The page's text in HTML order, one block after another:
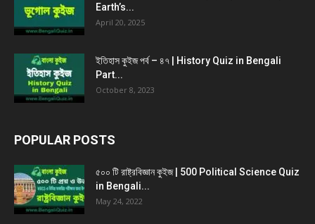
Earth’s...
April 20, 2025
ইতিহাস কুইজ পর্ব – ৪৭ | History Quiz in Bengali
Part...
October 8, 2023
POPULAR POSTS
৫০০ টি রাষ্ট্রবিজ্ঞান কুইজ | 500 Political Science Quiz
in Bengali...
May 24, 2022